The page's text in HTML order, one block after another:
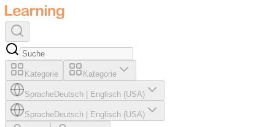
Kategorie Kategorie
SpracheDeutsch Englisch (USA)
SpracheDeutsch Englisch (USA)